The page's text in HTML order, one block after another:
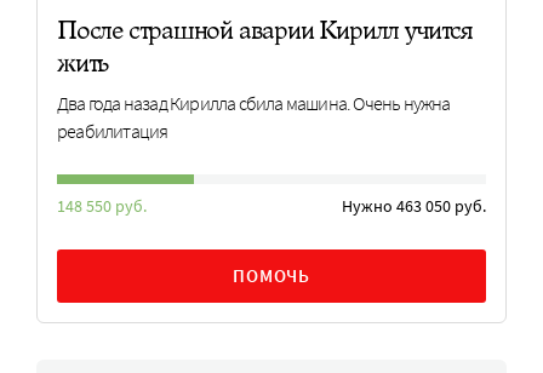
После страшной аварии Кирилл учится
жить
Два года назад Кирилла сбила машина. Очень нужна
реабилитация
148 550 руб. Нужно 463 050 руб.
ПОМОЧЬ